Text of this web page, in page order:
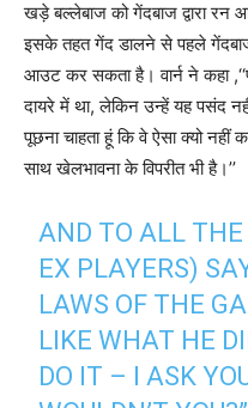
खड़े बल्लेबाज को गेंदबाज द्वारा
इसके तहत गेंद डालने से पहले
आउट कर सकता है। वार्न ने कहा
दायरे में था, लेकिन उन्हें यह पसंद
पूछना चाहता हूं कि वे ऐसा क्यो
साथ खेलभावना के विपरीत भी है।’’
AND TO ALL THE
EX PLAYERS)
LAWS OF THE
LIKE WHAT HE
DO IT – I ASK